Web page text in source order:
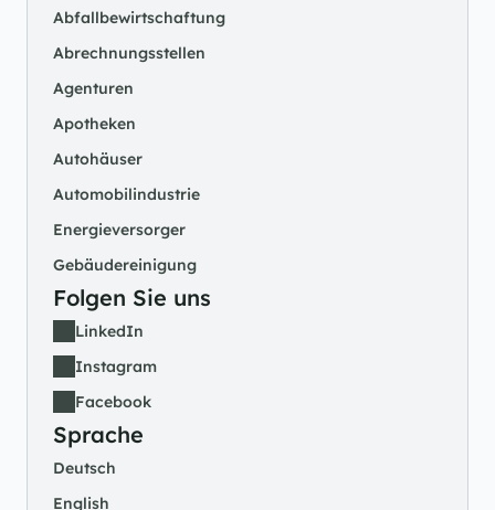
Abfallbewirtschaftung
Abrechnungsstellen
Agenturen
Apotheken
Autohäuser
Automobilindustrie
Energieversorger
Gebäudereinigung
Folgen Sie uns
LinkedIn
Instagram
Facebook
Sprache
Deutsch
English